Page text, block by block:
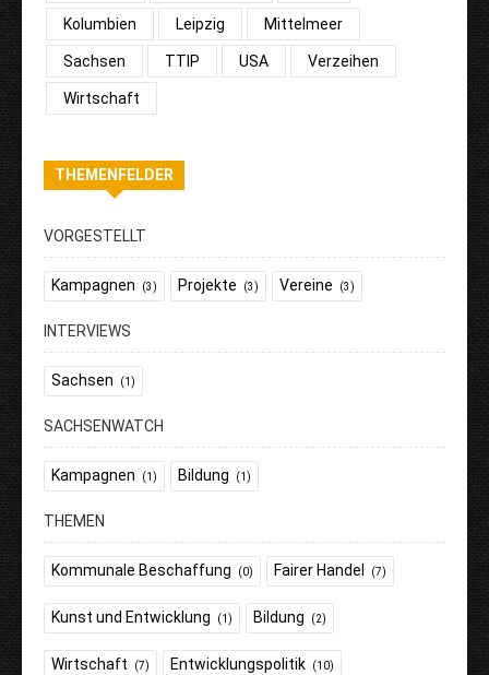
Kolumbien Leipzig Mittelmeer
Sachsen TTIP USA Verzeihen
Wirtschaft
THEMENFELDER
VORGESTELLT
Kampagnen (3) Projekte (3) Vereine (3)
INTERVIEWS
Sachsen (1)
SACHSENWATCH
Kampagnen (1) Bildung (1)
THEMEN
Kommunale Beschaffung (0) Fairer Handel (7)
Kunst und Entwicklung (1) Bildung (2)
Wirtschaft (7) Entwicklungspolitik (10)